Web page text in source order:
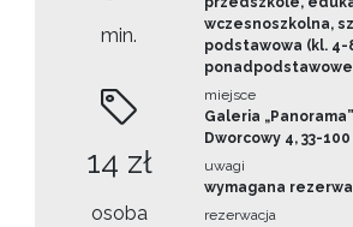
min.
14 zł
osoba
wczesnoszkolna,
podstawowa (kl. 4-
miejsce
Galeria
Dworcowy 4, 33-
uwagi
wymagana
rezerwacja